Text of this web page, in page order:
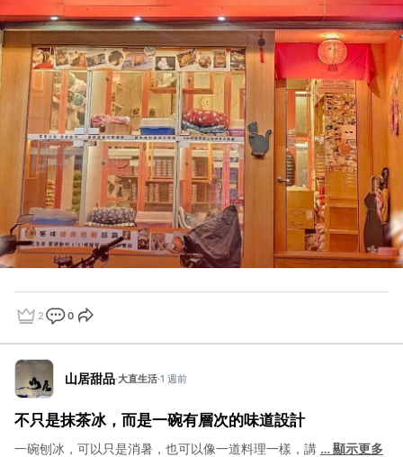
點讚 2 評論 0分享
山居甜品·大直生活·1 週前
不只是抹茶冰，而是一碗有層次的味道設計
一碗刨冰，可以只是消暑，也可以像一道料理一樣，講 …顯示更多